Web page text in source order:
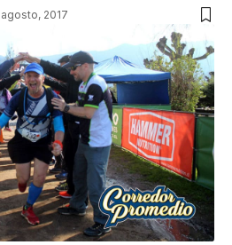
agosto, 2017